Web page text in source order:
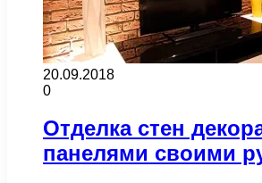
20.09.2018
0
Отделка стен
панелями своими